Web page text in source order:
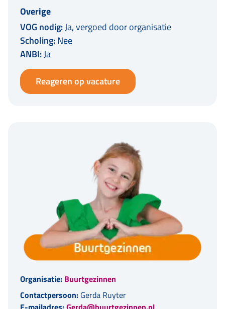
Overige
VOG nodig:Ja, vergoed door organisatie
Scholing:Nee
ANBI:Ja
Reageren op vacature
Organisatie: Buurtgezinnen
Contactpersoon: Gerda Ruyter